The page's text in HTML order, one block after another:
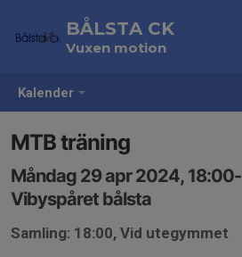
Kalender
BÅLSTA CK
Vuxen motion
MTB träning
Måndag 29 apr 2024,
Vibyspåret bålsta
Samling: 18:00, Vid utegymmet